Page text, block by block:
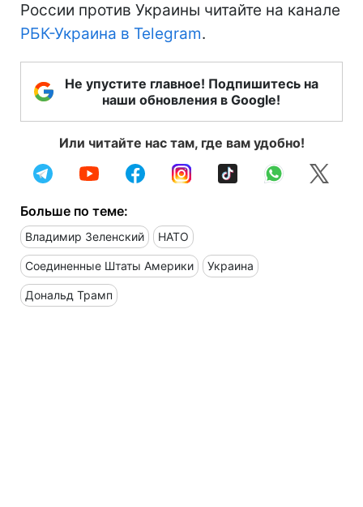
России против Украины читайте на канале
РБК-Украина в Telegram.
Не упустите главное! Подпишитесь на
наши обновления в Google!
Или читайте нас там, где вам удобно!
Больше по теме:
Владимир Зеленский НАТО
Соединенные Штаты Америки Украина
Дональд Трамп